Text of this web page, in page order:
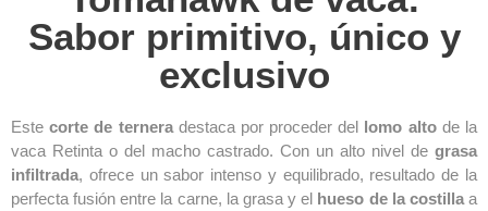
Sabor primitivo, único y
exclusivo
Estecorte de terneradestaca por proceder del lomo altode la
vaca Retinta o del macho castrado. Con un alto nivel de grasa
infiltrada, ofrece un sabor intenso y equilibrado, resultado de la
perfecta fusión entre la carne, la grasa y el hueso de la costillaa